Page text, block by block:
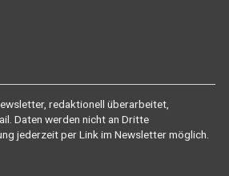
redaktionell überarbeitet,
Daten werden nicht an Dritte
jederzeit per Link im Newsletter möglich.